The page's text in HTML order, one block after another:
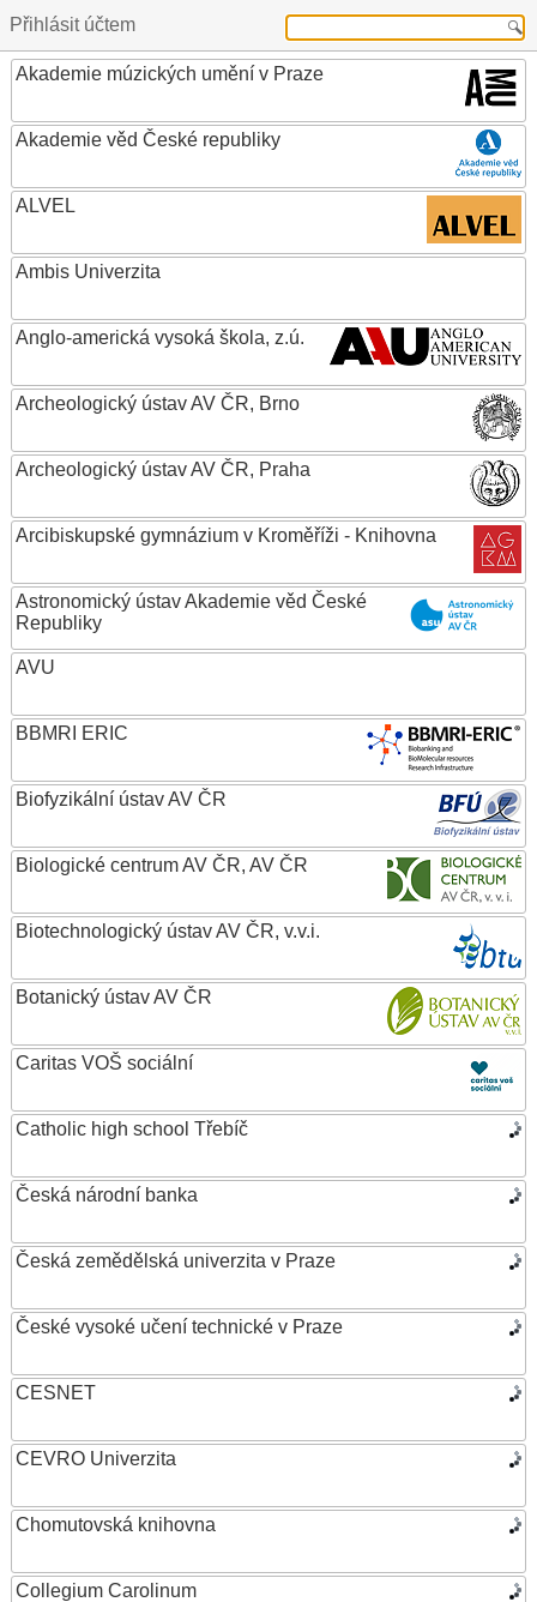
Přihlásit účtem
Akademie múzických umění v Praze
Akademie věd České republiky
ALVEL
Ambis Univerzita
Anglo-americká vysoká škola, z.ú.
Archeologický ústav AV ČR, Brno
Archeologický ústav AV ČR, Praha
Arcibiskupské gymnázium v Kroměříži - Knihovna
Astronomický ústav Akademie věd České
Republiky
AVU
BBMRI ERIC
Biofyzikální ústav AV ČR
Biologické centrum AV ČR, AV ČR
Biotechnologický ústav AV ČR, v.v.i.
Botanický ústav AV ČR
Caritas VOŠ sociální
Catholic high school Třebíč
Česká národní banka
Česká zemědělská univerzita v Praze
České vysoké učení technické v Praze
CESNET
CEVRO Univerzita
Chomutovská knihovna
Collegium Carolinum